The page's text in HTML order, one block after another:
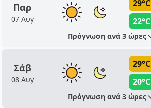
Παρ
07 Αυγ
29°C
22°C
Πρόγνωση ανά 3 ώρες
Σάβ
08 Αυγ
29°C
20°C
Πρόγνωση ανά 3 ώρες